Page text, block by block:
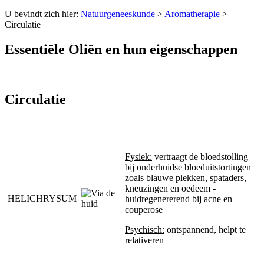
U bevindt zich hier: Natuurgeneeskunde > Aromatherapie >
Circulatie
Essentiële Oliën en hun eigenschappen
Circulatie
HELICHRYSUM
Fysiek: vertraagt de bloedstolling
bij onderhuidse bloeduitstortingen
zoals blauwe plekken, spataders,
kneuzingen en oedeem -
huidregenererend bij acne en
couperose
Psychisch: ontspannend, helpt te
relativeren